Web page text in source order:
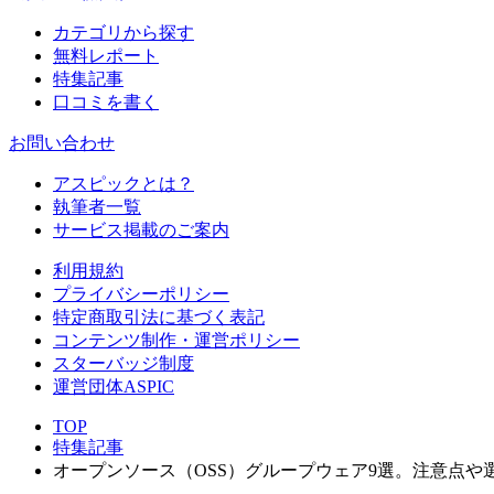
カテゴリから探す
無料レポート
特集記事
口コミを書く
お問い合わせ
アスピックとは？
執筆者一覧
サービス掲載のご案内
利用規約
プライバシーポリシー
特定商取引法に基づく表記
コンテンツ制作・運営ポリシー
スターバッジ制度
運営団体ASPIC
TOP
特集記事
オープンソース（OSS）グループウェア9選。注意点や